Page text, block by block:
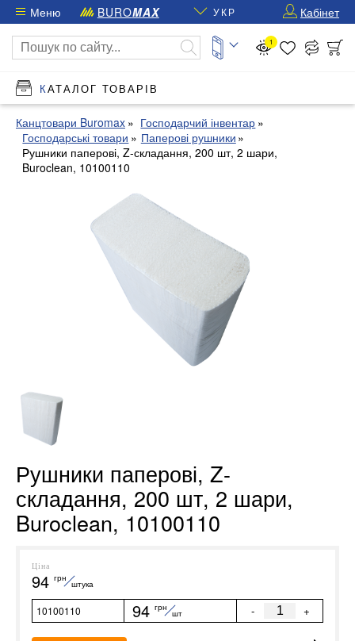
Меню BUROMAX УКР Кабінет
1
КАТАЛОГ ТОВАРІВ
Канцтовари Buromax
Господарчий інвентар
Господарські товари
Паперові рушники
Рушники паперові, Z-складання, 200 шт, 2 шари,
Buroclean, 10100110
Рушники паперові, Z-
складання, 200 шт, 2 шари,
Buroclean, 10100110
Ціна
94 грн
штука
10100110 94 грн
шт - +